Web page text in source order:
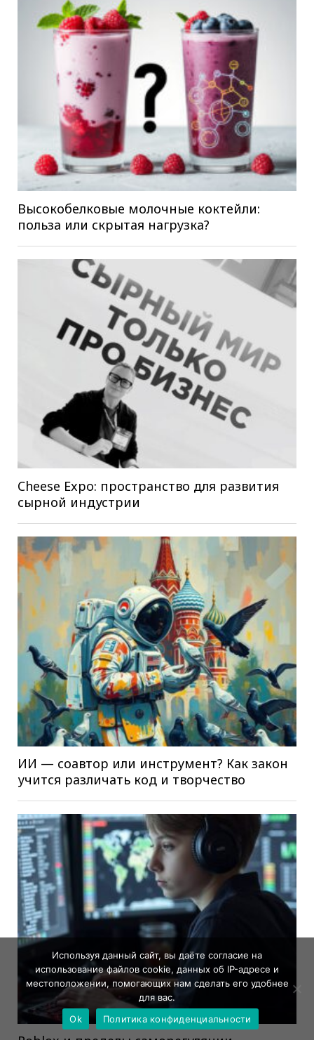
Высокобелковые молочные коктейли:
польза или скрытая нагрузка?
Cheese Expo: пространство для развития
сырной индустрии
ИИ — соавтор или инструмент? Как закон
учится различать код и творчество
Используя данный сайт, вы даёте согласие на
использование файлов cookie, данных об IP-адресе и
местоположении, помогающих нам сделать его удобнее
для вас.
Ok
Политика конфиденциальности